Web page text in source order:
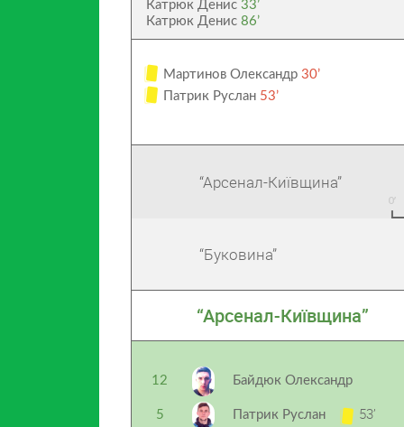
Катрюк Денис33’
Катрюк Денис86’
Мартинов Олександр 30’
Патрик Руслан 53’
“Арсенал-Київщина”
“Буковина”
“Арсенал-Київщина”
12 Байдюк Олександр
5 Патрик Руслан 53’